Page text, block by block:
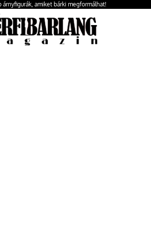
árnyfigurák, amiket bárki megformálhat!